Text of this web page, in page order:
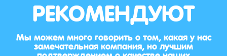
РЕКОМЕНДУЮТ
Мы можем много говорить о том, какая у нас
замечательная компания, но лучшим